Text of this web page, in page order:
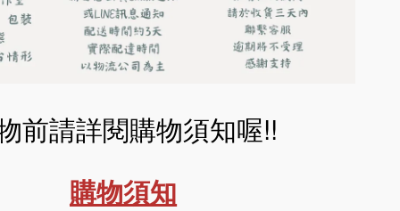
前請詳閱購物須知喔!!
購物須知